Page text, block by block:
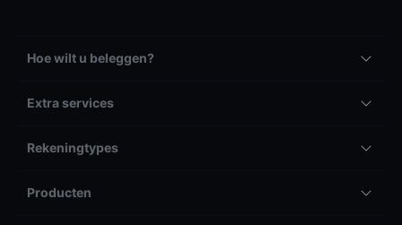
Hoe wilt u beleggen?
Extra services
Rekeningtypes
Producten